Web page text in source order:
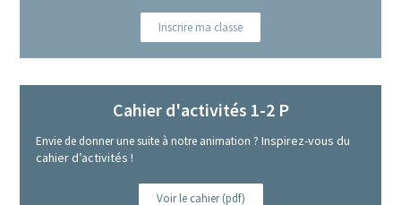
Inscrire ma classe
Cahier d'activités 1-2 P
Envie de donner une suite à notre animation ?Inspirez-vous du
cahier d’activités !
Voir le cahier (pdf)